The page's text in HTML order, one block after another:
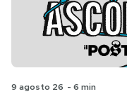
9 agosto 26 - 6 min